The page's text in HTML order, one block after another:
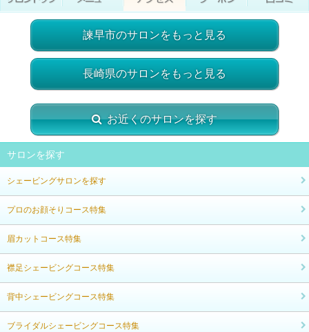
諫早市のサロンをもっと見る
長崎県のサロンをもっと見る
お近くのサロンを探す
サロンを探す
シェービングサロンを探す
プロのお顔そりコース特集
眉カットコース特集
襟足シェービングコース特集
背中シェービングコース特集
ブライダルシェービングコース特集